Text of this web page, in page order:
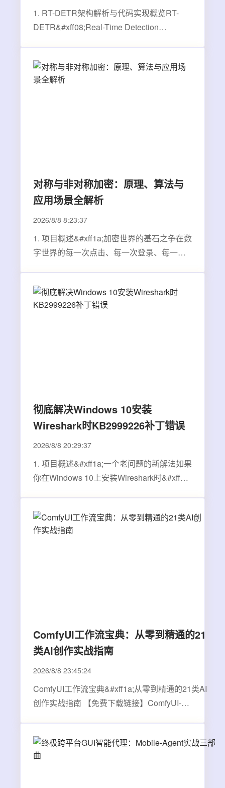
1. RT-DETR架构解析与代码实现概览RT-
DETR&#xff08;Real-Time Detection
Transformer架构的高精度特性与实时推理需
求相结合。与传统的YOLO系列相比
对称与非对称加密：原理、算法与
应用场景全解析
2026/8/8 8:23:37
1. 项目概述&#xff1a;加密世界的基石之争在数
字世界的每一次点击、每一次登录、每一次
是加密技术。而“对称加密”与“非对称加密”
&#xff0c;正是这场舞蹈中两位风格迥异、却…
彻底解决Windows 10安装
Wireshark时KB2999226补丁错误
2026/8/8 20:29:37
1. 项目概述&#xff1a;一个老问题的新解法如果
你在Windows 10上安装Wireshark时&#xff0c;
问题我见过太多次了&#xff0c;无论是新手还是
老手&#xff0c;都可能在这个看似不起眼的系…
ComfyUI工作流宝典：从零到精通的21
类AI创作实战指南
2026/8/8 23:45:24
ComfyUI工作流宝典&#xff1a;从零到精通的21类AI
创作实战指南 【免费下载链接】ComfyUI-
https://gitcode.com/GitHub_Trending/co/ComfyUI-